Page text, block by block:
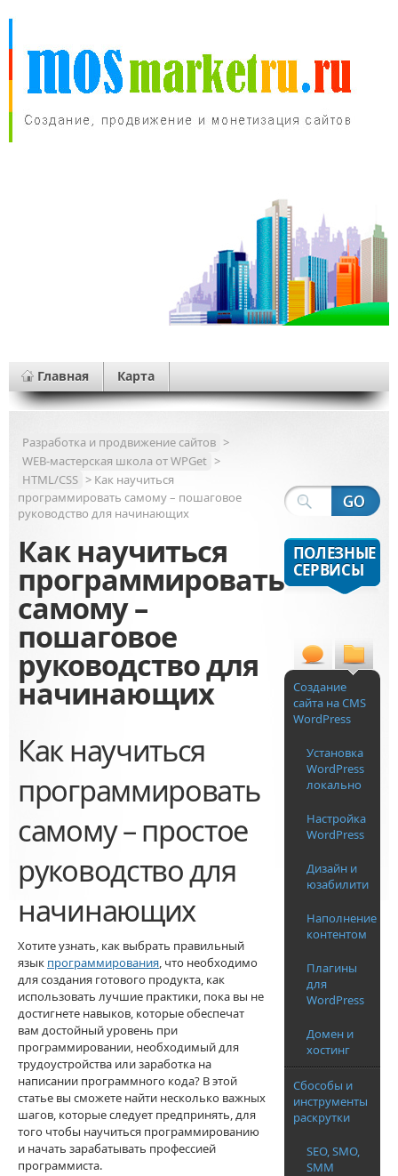
Главная Карта
Разработка и продвижение сайтов >
WEB-мастерская школа от WPGet >
HTML/CSS > Как научиться
программировать самому – пошаговое
руководство для начинающих
Как научиться
программировать
самому –
пошаговое
руководство для
начинающих
Как научиться
программировать
самому – простое
руководство для
начинающих
Хотите узнать, как выбрать правильный
язык программирования, что необходимо
для создания готового продукта, как
использовать лучшие практики, пока вы не
достигнете навыков, которые обеспечат
вам достойный уровень при
программировании, необходимый для
трудоустройства или заработка на
написании программного кода? В этой
статье вы сможете найти несколько важных
шагов, которые следует предпринять, для
того чтобы научиться программированию
и начать зарабатывать профессией
программиста.
ПОЛЕЗНЫЕ
СЕРВИСЫ
Создание
сайта на CMS
WordPress
Установка
WordPress
локально
Настройка
WordPress
Дизайн и
юзабилити
Наполнение
контентом
Плагины
для
WordPress
Домен и
хостинг
Сбособы и
инструменты
раскрутки
SEO, SMO,
SMM